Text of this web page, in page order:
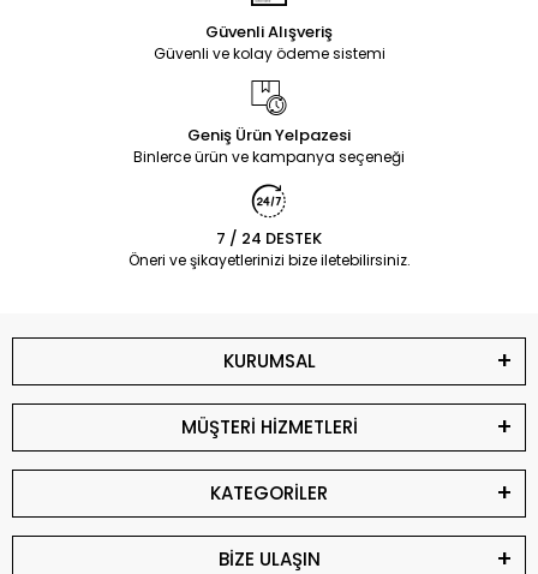
Güvenli Alışveriş
Güvenli ve kolay ödeme sistemi
Geniş Ürün Yelpazesi
Binlerce ürün ve kampanya seçeneği
7 / 24 DESTEK
Öneri ve şikayetlerinizi bize iletebilirsiniz.
KURUMSAL
MÜŞTERİ HİZMETLERİ
KATEGORİLER
BİZE ULAŞIN